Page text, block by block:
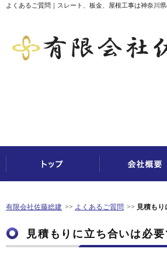
よくあるご質問｜スレート、板金、屋根工事は神奈川
有限会社佐藤総建 よくあるご質問 見積もり
見積もりに立ち合いは必要